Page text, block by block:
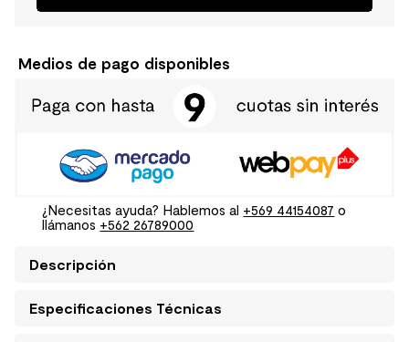
Medios de pago disponibles
¿Necesitas ayuda? Hablemos al +569 44154087 o
llámanos +562 26789000
Descripción
Especificaciones Técnicas